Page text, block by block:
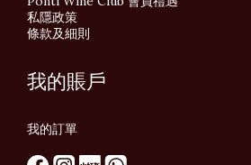
私隱政策
條款及細則
我的賬戶
我的訂單